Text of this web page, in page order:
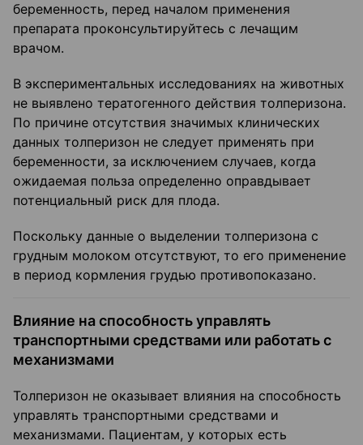
беременность, перед началом применения
препарата проконсультируйтесь с лечащим
врачом.
В экспериментальных исследованиях на животных
не выявлено тератогенного действия толперизона.
По причине отсутствия значимых клинических
данных толперизон не следует применять при
беременности, за исключением случаев, когда
ожидаемая польза определенно оправдывает
потенциальный риск для плода.
Поскольку данные о выделении толперизона с
грудным молоком отсутствуют, то его применение
в период кормления грудью противопоказано.
Влияние на способность управлять
транспортными средствами или работать с
механизмами
Толперизон не оказывает влияния на способность
управлять транспортными средствами и
механизмами. Пациентам, у которых есть